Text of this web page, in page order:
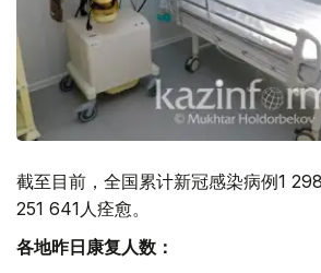
截至目前，全国累计新冠感染病例1
251 641人痊愈。
各地昨日康复人数：